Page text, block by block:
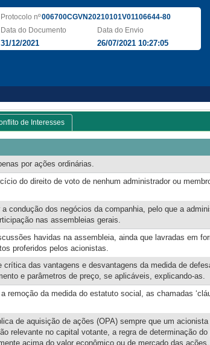
Protocolo nº006700CGVN20210101V01106644-80
Data do Documento
31/12/2021
Data do Envio
26/07/2021 10:27:05